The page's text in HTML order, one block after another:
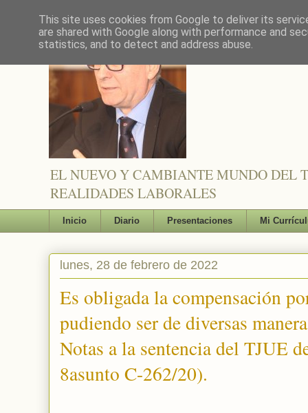
EL NUEVO Y CAMBIANTE MUNDO DEL
REALIDADES LABORALES
Inicio Diario Presentaciones Mi
lunes, 28 de febrero de 2022
Es obligada la compensación
pudiendo ser de diversas
Notas a la sentencia del TJUE
8asunto C-262/20).
This site uses cookies from Google to deliver its
are shared with Google along with performance and
statistics, and to detect and address abuse.